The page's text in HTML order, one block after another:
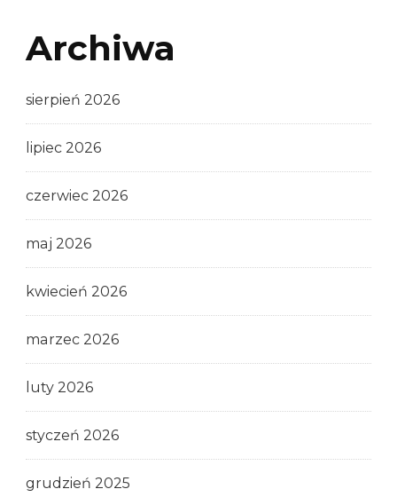
Archiwa
sierpień 2026
lipiec 2026
czerwiec 2026
maj 2026
kwiecień 2026
marzec 2026
luty 2026
styczeń 2026
grudzień 2025